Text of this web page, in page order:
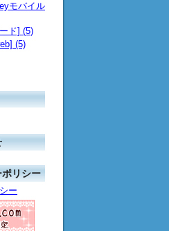
モバイル
ド] (5)
(5)
リシー
ー